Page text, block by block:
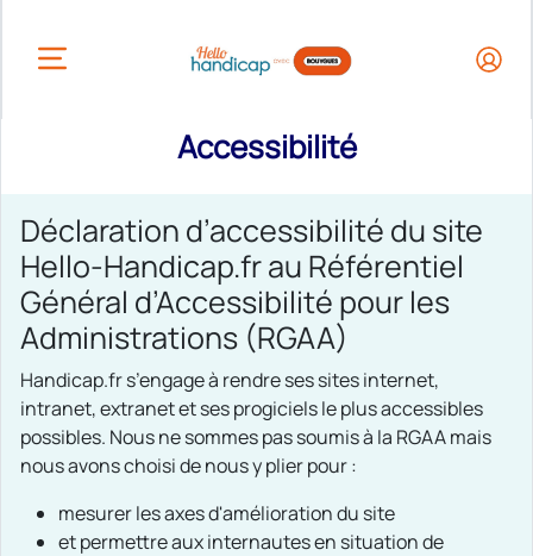
HEADER.OPEN_BUTTON
Accessibilité
Déclaration d’accessibilité du site
Hello-Handicap.fr au Référentiel
Général d’Accessibilité pour les
Administrations (RGAA)
Handicap.fr s’engage à rendre ses sites internet,
intranet, extranet et ses progiciels le plus accessibles
possibles. Nous ne sommes pas soumis à la RGAA mais
nous avons choisi de nous y plier pour :
mesurer les axes d'amélioration du site
et permettre aux internautes en situation de